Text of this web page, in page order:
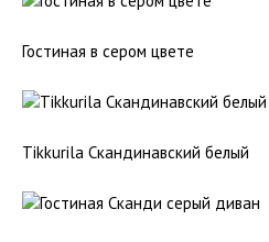
Гостиная в сером цвете
Tikkurila Скандинавский белый